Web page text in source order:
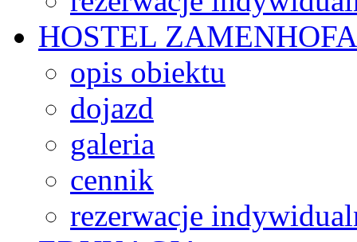
HOSTEL
opis obiektu
dojazd
galeria
cennik
rezerwacje